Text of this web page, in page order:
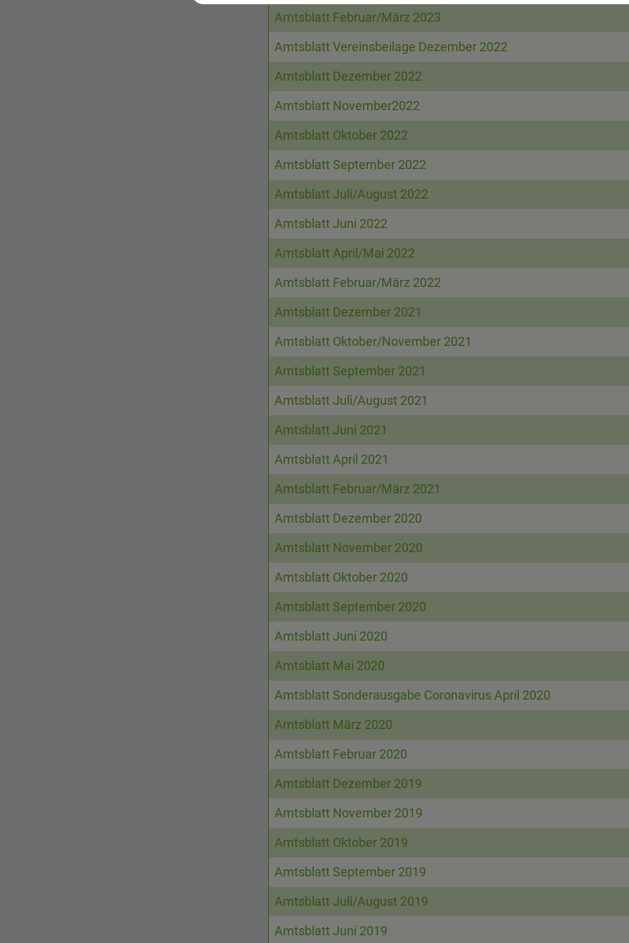
Amtsblatt Februar/März 2023
Amtsblatt Vereinsbeilage Dezember 2022
Amtsblatt Dezember 2022
Amtsblatt November2022
Amtsblatt Oktober 2022
Amtsblatt September 2022
Amtsblatt Juli/August 2022
Amtsblatt Juni 2022
Amtsblatt April/Mai 2022
Amtsblatt Februar/März 2022
Amtsblatt Dezember 2021
Amtsblatt Oktober/November 2021
Amtsblatt September 2021
Amtsblatt Juli/August 2021
Amtsblatt Juni 2021
Amtsblatt April 2021
Amtsblatt Februar/März 2021
Amtsblatt Dezember 2020
Amtsblatt November 2020
Amtsblatt Oktober 2020
Amtsblatt September 2020
Amtsblatt Juni 2020
Amtsblatt Mai 2020
Amtsblatt Sonderausgabe Coronavirus April 2020
Amtsblatt März 2020
Amtsblatt Februar 2020
Amtsblatt Dezember 2019
Amtsblatt November 2019
Amtsblatt Oktober 2019
Amtsblatt September 2019
Amtsblatt Juli/August 2019
Amtsblatt Juni 2019